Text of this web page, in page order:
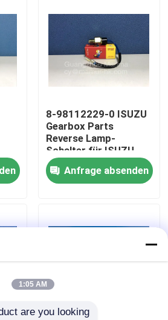
in Verbindung
8-98112229-0 ISUZU
Gearbox Parts
Reverse Lamp-
Schalter für ISUZU
MSB5M JMC 1030
Anfrage absenden
1:05 AM
are you looking